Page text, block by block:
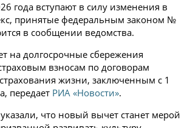
года вступают в силу изменения в
принятые федеральным законом №
в сообщении ведомства.
на долгосрочные сбережения
взносам по договорам
жизни, заключенным с 1
передает РИА «Новости».
что новый вычет станет мерой